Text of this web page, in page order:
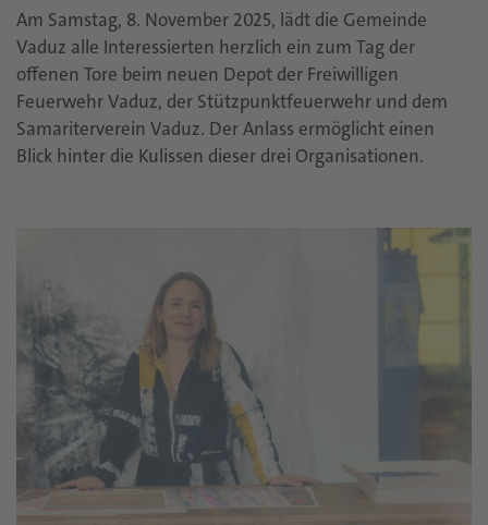
Am Samstag, 8. November 2025, lädt die Gemeinde
Vaduz alle Interessierten herzlich ein zum Tag der
offenen Tore beim neuen Depot der Freiwilligen
Feuerwehr Vaduz, der Stützpunktfeuerwehr und dem
Samariterverein Vaduz. Der Anlass ermöglicht einen
Blick hinter die Kulissen dieser drei Organisationen.